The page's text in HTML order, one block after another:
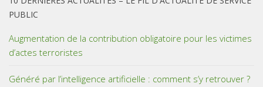
PUBLIC
Augmentation de la contribution obligatoire pour les victimes
d’actes terroristes
Généré par l’intelligence artificielle : comment s’y retrouver ?